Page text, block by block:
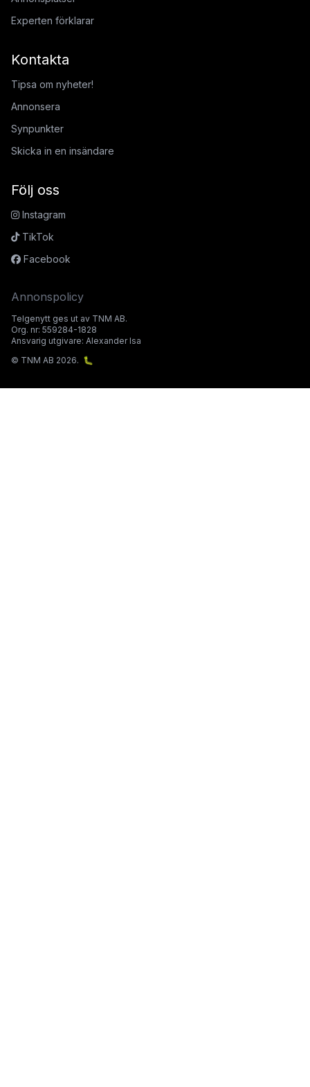
Experten förklarar
Kontakta
Tipsa om nyheter!
Annonsera
Synpunkter
Skicka in en insändare
Följ oss
Instagram
TikTok
Facebook
Annonspolicy
Telgenytt ges ut av TNM AB.
Org. nr: 559284-1828
Ansvarig utgivare: Alexander Isa
© TNM AB 2026. 🐛